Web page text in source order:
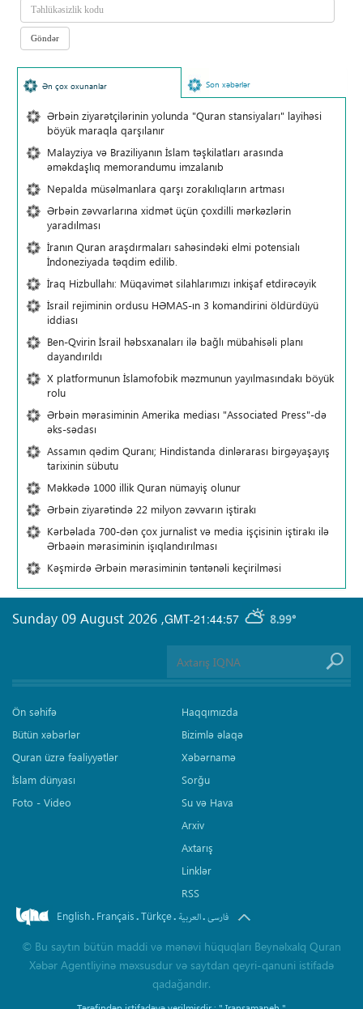
Ən çox oxunanlar Son xəbərlər
Ərbəin ziyarətçilərinin yolunda "Quran stansiyaları" layihəsi
böyük maraqla qarşılanır
Malayziya və Braziliyanın İslam təşkilatları arasında
əməkdaşlıq memorandumu imzalanıb
Nepalda müsəlmanlara qarşı zorakılıqların artması
Ərbəin zəvvarlarına xidmət üçün çoxdilli mərkəzlərin
yaradılması
İranın Quran araşdırmaları sahəsindəki elmi potensialı
İndoneziyada təqdim edilib.
İraq Hizbullahı: Müqavimət silahlarımızı inkişaf etdirəcəyik
İsrail rejiminin ordusu HƏMAS-ın 3 komandirini öldürdüyü
iddiası
Ben-Qvirin İsrail həbsxanaları ilə bağlı mübahisəli planı
dayandırıldı
X platformunun İslamofobik məzmunun yayılmasındakı böyük
rolu
Ərbəin mərasiminin Amerika mediası "Associated Press"-də
əks-sədası
Assamın qədim Quranı; Hindistanda dinlərarası birgəyaşayış
tarixinin sübutu
Məkkədə 1000 illik Quran nümayiş olunur
Ərbəin ziyarətində 22 milyon zəvvarın iştirakı
Kərbəlada 700-dən çox jurnalist və media işçisinin iştirakı ilə
Ərbaəin mərasiminin işıqlandırılması
Kəşmirdə Ərbəin mərasiminin təntənəli keçirilməsi
GMT-21:44:57 8.99°
Sunday 09 August 2026 ,
Ön səhifə
Bütün xəbərlər
Quran üzrə fəaliyyətlər
İslam dünyası
Foto - Video
Haqqımızda
Bizimlə əlaqə
Xəbərnamə
Sorğu
Su və Hava
Arxiv
Axtarış
Linklər
RSS
English. Français.Türkçe. العربیة.فارسی
© Bu saytın bütün maddi və mənəvi hüquqları Beynəlxalq Quran
Xəbər Agentliyinə məxsusdur və saytdan qeyri-qanuni istifadə
qadağandır.